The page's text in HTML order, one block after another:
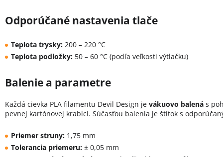
Odporúčané nastavenia tlače
Teplota trysky: 200 – 220 °C
Teplota podložky: 50 – 60 °C (podľa veľkosti výtlačku)
Balenie a parametre
Každá cievka PLA filamentu Devil Design je vákuovo balená s
pevnej kartónovej krabici. Súčasťou balenia je štítok s
Priemer struny: 1,75 mm
Tolerancia priemeru: ± 0,05 mm